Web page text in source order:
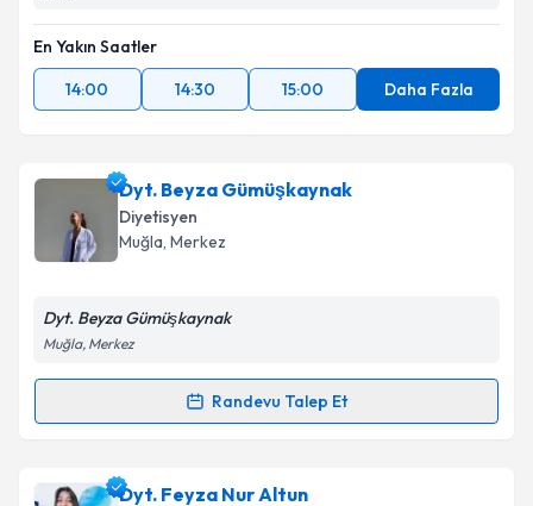
En Yakın Saatler
14:00
14:30 15:00 Daha Fazla
Dyt. Beyza Gümüşkaynak
Diyetisyen
Muğla, Merkez
Dyt. Beyza Gümüşkaynak
Muğla, Merkez
Randevu Talep Et
Randevu Takvimi Talebi
Dyt. Beyza Gümüşkaynakiçin randevu takvimi talebi
Dyt. Feyza Nur Altun